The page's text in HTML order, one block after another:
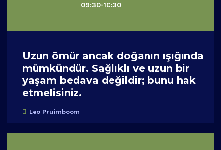
09:30-10:30
Uzun ömür ancak doğanın ışığında
mümkündür. Sağlıklı ve uzun bir
yaşam bedava değildir; bunu hak
etmelisiniz.
Leo Pruimboom